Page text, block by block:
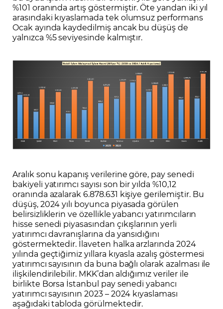
%101 oranında artış göstermiştir. Öte yandan iki yıl
arasındaki kıyaslamada tek olumsuz performans
Ocak ayında kaydedilmiş ancak bu düşüş de
yalnızca %5 seviyesinde kalmıştır.
Aralık sonu kapanış verilerine göre, pay senedi
bakiyeli yatırımcı sayısı son bir yılda %10,12
oranında azalarak 6.878.631 kişiye gerilemiştir. Bu
düşüş, 2024 yılı boyunca piyasada görülen
belirsizliklerin ve özellikle yabancı yatırımcıların
hisse senedi piyasasından çıkışlarının yerli
yatırımcı davranışlarına da yansıdığını
göstermektedir. İlaveten halka arzlarında 2024
yılında geçtiğimiz yıllara kıyasla azalış göstermesi
yatırımcı sayısının da buna bağlı olarak azalması ile
ilişkilendirilebilir. MKK’dan aldığımız veriler ile
birlikte Borsa İstanbul pay senedi yabancı
yatırımcı sayısının 2023 – 2024 kıyaslaması
aşağıdaki tabloda görülmektedir.